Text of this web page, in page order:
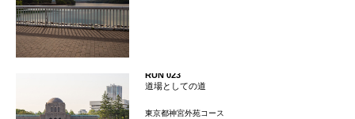
RUN 023
道場としての道
東京都神宮外苑コース